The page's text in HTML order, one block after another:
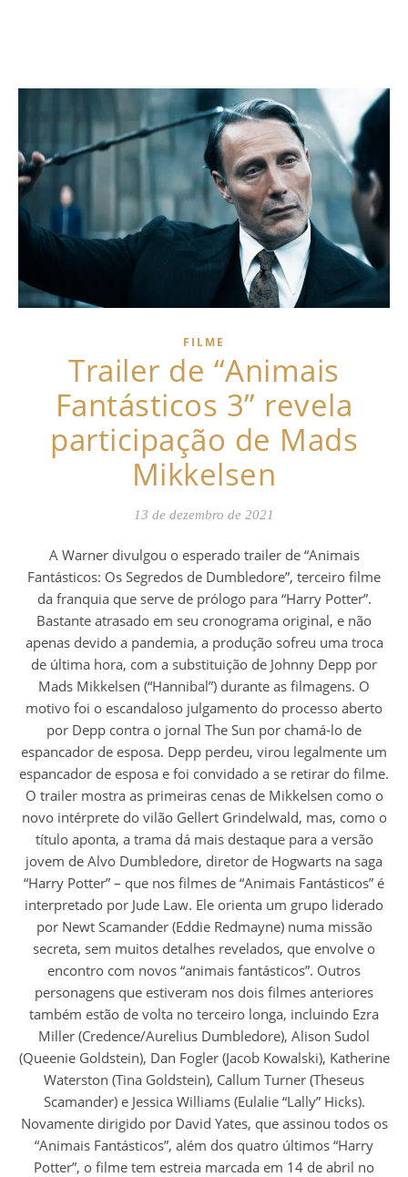
FILME
Trailer de “Animais
Fantásticos 3” revela
participação de Mads
Mikkelsen
13 de dezembro de 2021
A Warner divulgou o esperado trailer de “Animais
Fantásticos: Os Segredos de Dumbledore”, terceiro filme
da franquia que serve de prólogo para “Harry Potter”.
Bastante atrasado em seu cronograma original, e não
apenas devido a pandemia, a produção sofreu uma troca
de última hora, com a substituição de Johnny Depp por
Mads Mikkelsen (“Hannibal”) durante as filmagens. O
motivo foi o escandaloso julgamento do processo aberto
por Depp contra o jornal The Sun por chamá-lo de
espancador de esposa. Depp perdeu, virou legalmente um
espancador de esposa e foi convidado a se retirar do filme.
O trailer mostra as primeiras cenas de Mikkelsen como o
novo intérprete do vilão Gellert Grindelwald, mas, como o
título aponta, a trama dá mais destaque para a versão
jovem de Alvo Dumbledore, diretor de Hogwarts na saga
“Harry Potter” – que nos filmes de “Animais Fantásticos” é
interpretado por Jude Law. Ele orienta um grupo liderado
por Newt Scamander (Eddie Redmayne) numa missão
secreta, sem muitos detalhes revelados, que envolve o
encontro com novos “animais fantásticos”. Outros
personagens que estiveram nos dois filmes anteriores
também estão de volta no terceiro longa, incluindo Ezra
Miller (Credence/Aurelius Dumbledore), Alison Sudol
(Queenie Goldstein), Dan Fogler (Jacob Kowalski), Katherine
Waterston (Tina Goldstein), Callum Turner (Theseus
Scamander) e Jessica Williams (Eulalie “Lally” Hicks).
Novamente dirigido por David Yates, que assinou todos os
“Animais Fantásticos”, além dos quatro últimos “Harry
Potter”, o filme tem estreia marcada em 14 de abril no